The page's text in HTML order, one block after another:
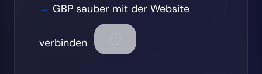
GBP sauber mit der Website
verbinden